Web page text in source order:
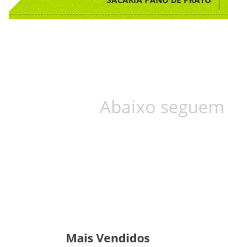
Abaixo
Mais Vendidos